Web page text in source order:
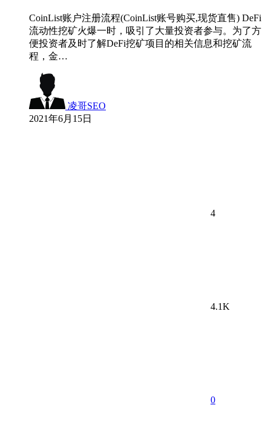
CoinList账户注册流程(CoinList账号购买,现货直售) DeFi
流动性挖矿火爆一时，吸引了大量投资者参与。为了方
便投资者及时了解DeFi挖矿项目的相关信息和挖矿流
程，金…
凌哥SEO
2021年6月15日
4
4.1K
0